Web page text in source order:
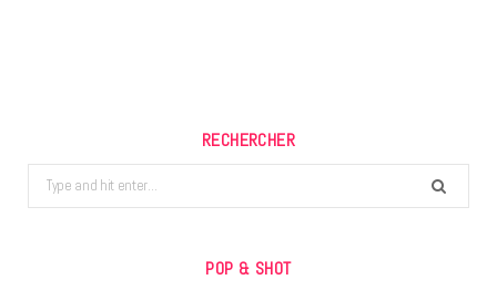
RECHERCHER
Search
for:
POP & SHOT